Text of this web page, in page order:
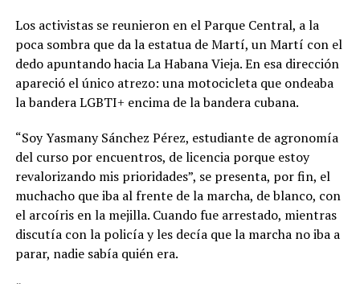
Los activistas se reunieron en el Parque Central, a la
poca sombra que da la estatua de Martí, un Martí con el
dedo apuntando hacia La Habana Vieja. En esa dirección
apareció el único atrezo: una motocicleta que ondeaba
la bandera LGBTI+ encima de la bandera cubana.
“Soy Yasmany Sánchez Pérez, estudiante de agronomía
del curso por encuentros, de licencia porque estoy
revalorizando mis prioridades”, se presenta, por fin, el
muchacho que iba al frente de la marcha, de blanco, con
el arcoíris en la mejilla. Cuando fue arrestado, mientras
discutía con la policía y les decía que la marcha no iba a
parar, nadie sabía quién era.